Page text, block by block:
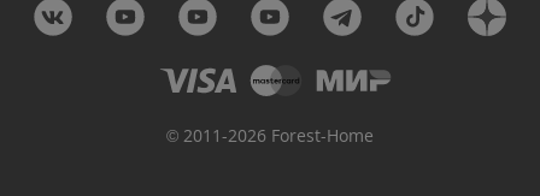
© 2011-2026 Forest-Home